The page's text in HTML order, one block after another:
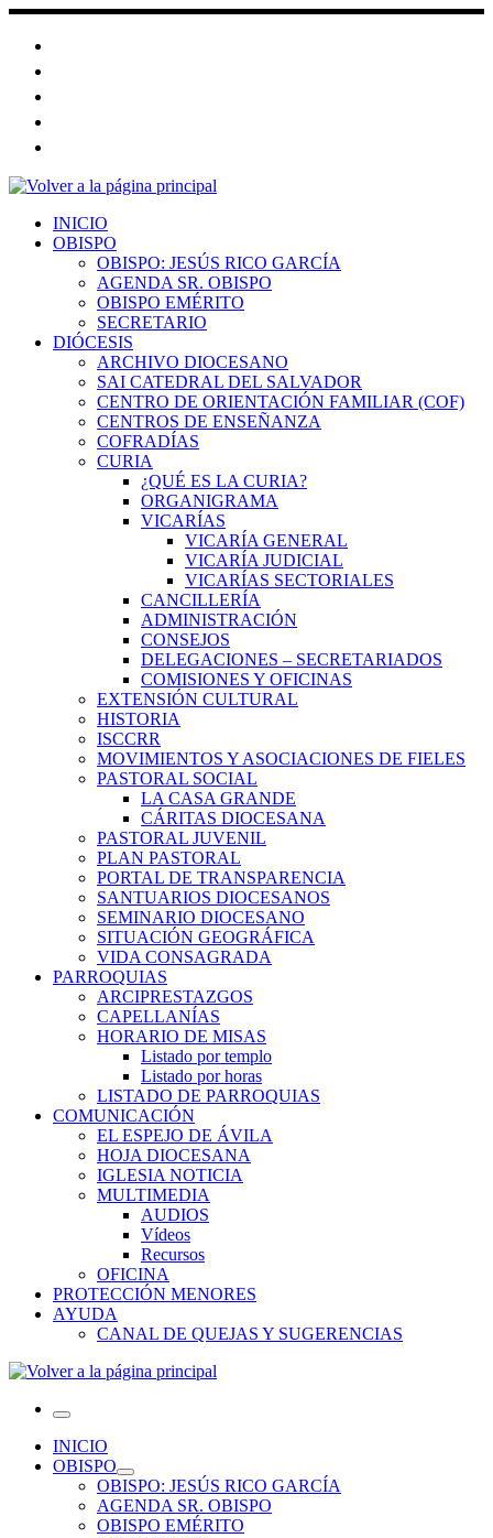
Saltar
INICIO
OBISPO
OBISPO: JESÚS RICO GARCÍA
AGENDA SR. OBISPO
OBISPO EMÉRITO
SECRETARIO
DIÓCESIS
ARCHIVO DIOCESANO
SAI CATEDRAL DEL SALVADOR
CENTRO DE ORIENTACIÓN FAMILIAR (COF)
CENTROS DE ENSEÑANZA
COFRADÍAS
CURIA
¿QUÉ ES LA CURIA?
ORGANIGRAMA
VICARÍAS
VICARÍA GENERAL
VICARÍA JUDICIAL
VICARÍAS SECTORIALES
CANCILLERÍA
ADMINISTRACIÓN
CONSEJOS
DELEGACIONES – SECRETARIADOS
COMISIONES Y OFICINAS
EXTENSIÓN CULTURAL
HISTORIA
ISCCRR
MOVIMIENTOS Y ASOCIACIONES DE FIELES
PASTORAL SOCIAL
LA CASA GRANDE
CÁRITAS DIOCESANA
PASTORAL JUVENIL
PLAN PASTORAL
PORTAL DE TRANSPARENCIA
SANTUARIOS DIOCESANOS
SEMINARIO DIOCESANO
SITUACIÓN GEOGRÁFICA
VIDA CONSAGRADA
PARROQUIAS
ARCIPRESTAZGOS
CAPELLANÍAS
HORARIO DE MISAS
Listado por templo
Listado por horas
LISTADO DE PARROQUIAS
COMUNICACIÓN
EL ESPEJO DE ÁVILA
HOJA DIOCESANA
IGLESIA NOTICIA
MULTIMEDIA
AUDIOS
Vídeos
Recursos
OFICINA
PROTECCIÓN MENORES
AYUDA
CANAL DE QUEJAS Y SUGERENCIAS
Menú
INICIO
OBISPO
OBISPO: JESÚS RICO GARCÍA
AGENDA SR. OBISPO
OBISPO EMÉRITO